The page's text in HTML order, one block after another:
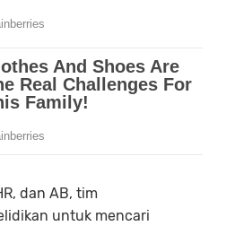
dan AB, tim
untuk mencari